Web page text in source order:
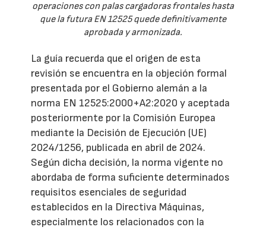
operaciones con palas cargadoras frontales hasta
que la futura EN 12525 quede definitivamente
aprobada y armonizada.
La guía recuerda que el origen de esta
revisión se encuentra en la objeción formal
presentada por el Gobierno alemán a la
norma EN 12525:2000+A2:2020 y aceptada
posteriormente por la Comisión Europea
mediante la Decisión de Ejecución (UE)
2024/1256, publicada en abril de 2024.
Según dicha decisión, la norma vigente no
abordaba de forma suficiente determinados
requisitos esenciales de seguridad
establecidos en la Directiva Máquinas,
especialmente los relacionados con la